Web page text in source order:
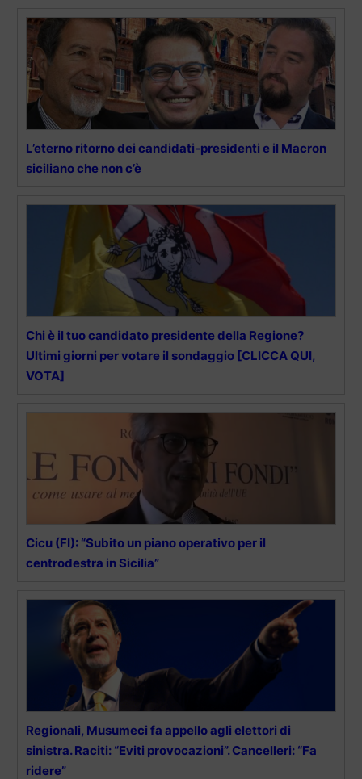
L’eterno ritorno dei candidati-presidenti e il Macron
siciliano che non c’è
Chi è il tuo candidato presidente della Regione?
Ultimi giorni per votare il sondaggio [CLICCA QUI,
VOTA]
Cicu (FI): “Subito un piano operativo per il
centrodestra in Sicilia”
Regionali, Musumeci fa appello agli elettori di
sinistra. Raciti: “Eviti provocazioni”. Cancelleri: “Fa
ridere”